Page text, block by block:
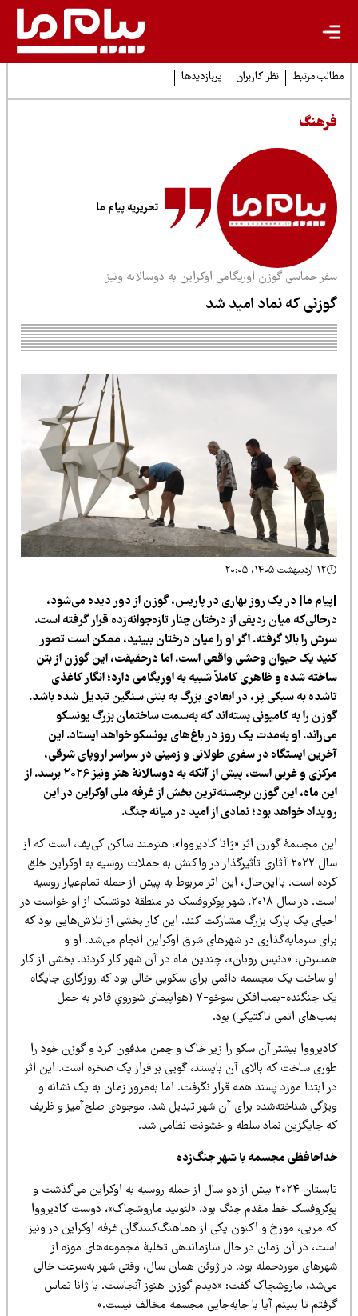
مرتبط نظر کاربران پربازدیدها
تحریریه پیام ما
حماسی گوزن اوریگامی اوکراین به دوسالانه ونیز
که نماد امید شد
ما| در یک روز بهاری در پاریس، گوزن از دور دیده می‌شود،
میان ردیفی از درختان چنار تازه‌جوانه‌زده قرار گرفته است.
را بالا گرفته. اگر او را میان درختان ببینید، ممکن است تصور
یک حیوان وحشی واقعی است. اما درحقیقت، این گوزن از بتن
شده و ظاهری کاملاً شبیه به اوریگامی دارد؛ انگار کاغذی
به سبکی پَر، در ابعادی بزرگ به بتنی سنگین تبدیل شده باشد.
را به کامیونی بسته‌اند که به‌سمت ساختمان بزرگ یونسکو
او به‌مدت یک روز در باغ‌های یونسکو خواهد ایستاد. این
ایستگاه در سفری طولانی و زمینی در سراسر اروپای شرقی،
مرکزی و غربی است، پیش از آنکه به دوسالانۀ هنر ونیز ۲۰۲۶ برسد. از
ماه، این گوزن برجسته‌ترین بخش از غرفه ملی اوکراین در این
خواهد بود؛ نمادی از امید در میانه جنگ.
مجسمهٔ گوزن اثر «ژانا کادیرووا»، هنرمند ساکن کی‌یف، است که از
سال ۲۰۲۲ آثاری تأثیرگذار در واکنش به حملات روسیه به اوکراین خلق
است. بااین‌حال، این اثر مربوط به پیش از حمله تمام‌عیار روسیه
است. در سال ۲۰۱۸، شهر پوکروفسک در منطقۀ دونتسک از او خواست در
یک پارک بزرگ مشارکت کند. این کار بخشی از تلاش‌هایی بود که
سرمایه‌گذاری در شهرهای شرق اوکراین انجام می‌شد. او و
«دنیس روبان»، چندین ماه در آن شهر کار کردند. بخشی از کار
ساخت یک مجسمه دائمی برای سکویی خالی بود که روزگاری جایگاه
یک جنگنده-بمب‌افکن سوخو-۷ (هواپیمای شورویِ قادر به حمل
اتمی تاکتیکی) بود.
بیشتر آن سکو را زیر خاک و چمن مدفون کرد و گوزن خود را
ساخت که بالای آن بایستد، گویی بر فراز یک صخره است. این اثر
ابتدا مورد پسند همه قرار نگرفت. اما به‌مرور زمان به یک نشانه و
شناخته‌شده برای آن شهر تبدیل شد. موجودی صلح‌آمیز و ظریف
جایگزین نماد سلطه و خشونت نظامی شد.
مجسمه با شهر جنگ‌زده
تابستان ۲۰۲۴ بیش از دو سال از حمله روسیه به اوکراین می‌گذشت و
خط مقدم جنگ بود. «لئونید ماروشچاک»، دوست کادیرووا
مربی، مورخ و اکنون یکی از هماهنگ‌کنندگان غرفه اوکراین در ونیز
در آن زمان در حال سازماندهی تخلیۀ مجموعه‌های موزه از
موردحمله بود. در ژوئن همان سال، وقتی شهر به‌سرعت خالی
ماروشچاک گفت: «دیدم گوزن هنوز آنجاست. با ژانا تماس
تا ببینم آیا با جابه‌جایی مجسمه مخالف نیست.»